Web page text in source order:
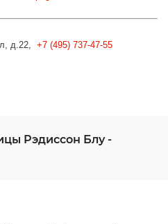
д.22, +7 (495) 737-47-55
Рэдиссон Блу -